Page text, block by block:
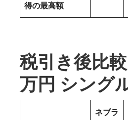
得の最高額
税引き後比
万円 シング
ネブラ